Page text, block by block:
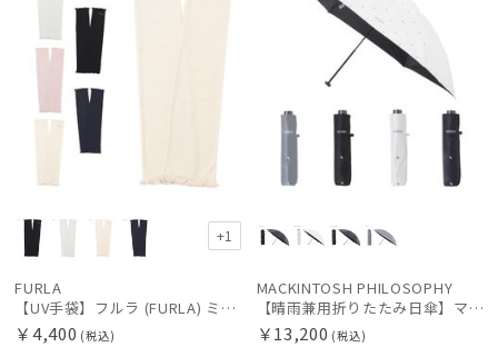
+1
FURLA
【UV手袋】フルラ (FURLA) ミディアム ＵＶ手袋 フリル 指無し
￥4,400 (税込)
MACKINTOSH PHILOSOPHY
【晴雨兼用折りたたみ日傘】マッキントッシュ フィロソフィー (MACKINTOSH PHILOSOPHY) アンブレラモチーフ
￥13,200 (税込)